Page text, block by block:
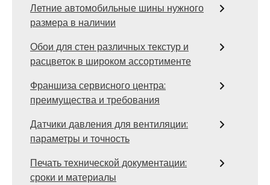
Летние автомобильные шины нужного
размера в наличии
Обои для стен различных текстур и
расцветок в широком ассортименте
Франшиза сервисного центра:
преимущества и требования
Датчики давления для вентиляции:
параметры и точность
Печать технической документации:
сроки и материалы